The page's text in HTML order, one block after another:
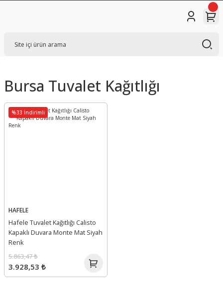
Bursa Tuvalet Kağıtlığı
%33 İndirimli
HAFELE
Hafele Tuvalet Kağıtlığı Calisto
Kapaklı Duvara Monte Mat Siyah
Renk
3.928,53 ₺
5.863,47 ₺